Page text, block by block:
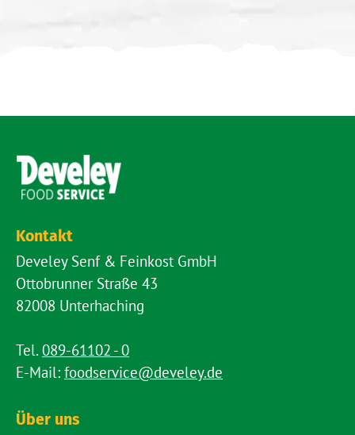
Kontakt
Develey Senf & Feinkost GmbH
Ottobrunner Straße 43
82008 Unterhaching
Tel. 089-61102 - 0
E-Mail: foodservice@develey.de
Über uns